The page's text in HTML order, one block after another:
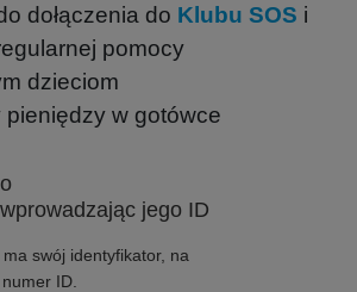
dołączenia do Klubu SOS i
pomocy
dzieciom
pieniędzy w gotówce
jego ID
swój identyfikator, na
ID.